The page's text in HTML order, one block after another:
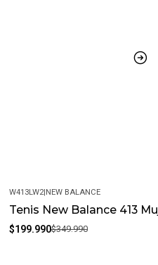
-43%
W413LW2|NEW BALANCE
Tenis New Balance 413
$199.990$349.990